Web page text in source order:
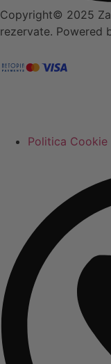
Copyright© 2025
rezervate. Powered
Politica Cookie